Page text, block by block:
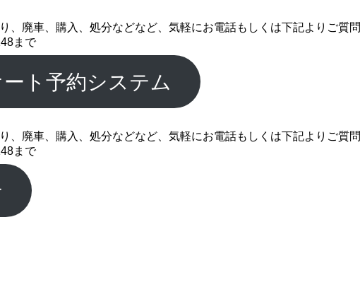
、廃車、購入、処分などなど、気軽にお電話もしくは下記よりご質問
まで
ート予約システム
、廃車、購入、処分などなど、気軽にお電話もしくは下記よりご質問
まで